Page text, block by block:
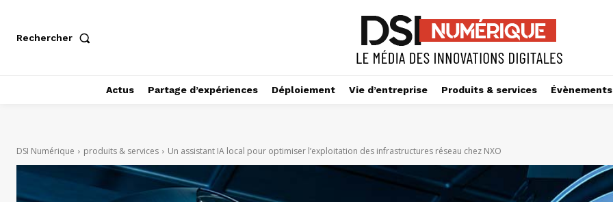
Rechercher
Actus Partage d’expériences Déploiement Vie d’entreprise Produits & services Évènements
DSI Numérique produits & services Un assistant IA local pour optimiser l’exploitation des infrastructures réseau chez NXO